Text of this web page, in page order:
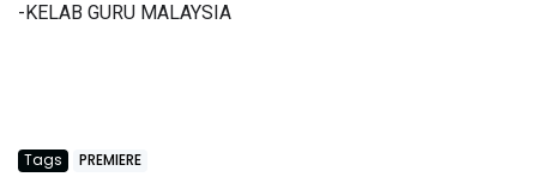
-KELAB GURU MALAYSIA
Tags PREMIERE